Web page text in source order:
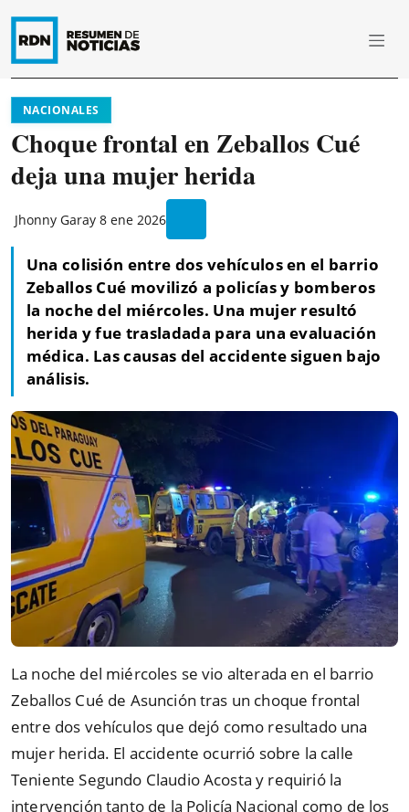
NACIONALES
Choque frontal en Zeballos Cué
deja una mujer herida
Jhonny Garay 8 ene 2026
Una colisión entre dos vehículos en el barrio
Zeballos Cué movilizó a policías y bomberos
la noche del miércoles. Una mujer resultó
herida y fue trasladada para una evaluación
médica. Las causas del accidente siguen bajo
análisis.
La noche del miércoles se vio alterada en el barrio
Zeballos Cué de Asunción tras un choque frontal
entre dos vehículos que dejó como resultado una
mujer herida. El accidente ocurrió sobre la calle
Teniente Segundo Claudio Acosta y requirió la
intervención tanto de la Policía Nacional como de los